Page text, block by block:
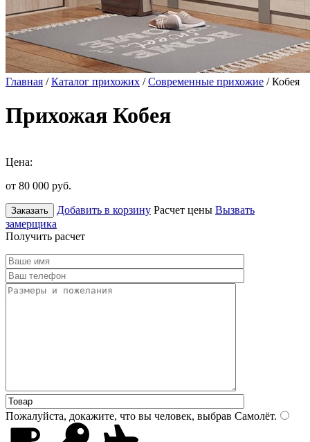
Главная /Каталог прихожих /Современные прихожие / Кобея
Прихожая Кобея
Цена:
от 80 000 руб.
Заказать Добавить в корзину Расчет цены Вызвать
замерщика
Получить расчет
Пожалуйста, докажите, что вы человек, выбрав Самолёт.